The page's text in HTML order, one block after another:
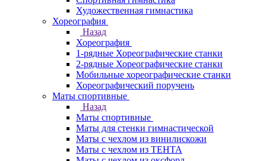
Художественная гимнастика
Хореография
Назад
Хореография
1-рядные Хореографические станки
2-рядные Хореографические станки
Мобильные хореографические станки
Хореографический поручень
Маты спортивные
Назад
Маты спортивные
Маты для стенки гимнастической
Маты с чехлом из винилискожи
Маты с чехлом из ТЕНТА